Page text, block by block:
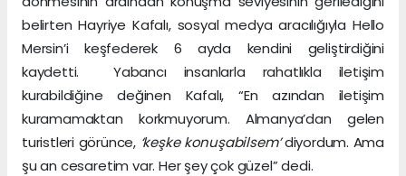
belirten Hayriye Kafalı, sosyal medya aracılığıyla Hello
Mersin’i keşfederek 6 ayda kendini geliştirdiğini
kaydetti. Yabancı insanlarla rahatlıkla iletişim
kurabildiğine değinen Kafalı, “En azından iletişim
kuramamaktan korkmuyorum. Almanya’dan gelen
turistleri görünce, ‘keşke konuşabilsem’diyordum. Ama
şu an cesaretim var. Her şey çok güzel” dedi.